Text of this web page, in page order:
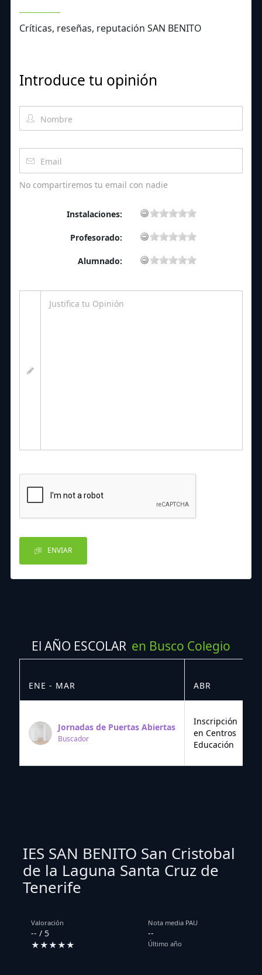
Críticas, reseñas, reputación SAN BENITO
Introduce tu opinión
No compartiremos tu email con nadie
Instalaciones:
Profesorado:
Alumnado:
ENVIAR
El AÑO ESCOLAR en Busco Colegio
ENE - MAR ABR
Jornadas de Puertas Abiertas
Buscador
Inscripción
en Centros
Educación
IES SAN BENITO San Cristobal
de la Laguna Santa Cruz de
Tenerife
Valoración
-- / 5
★★★★★
Nota media PAU
--
Último año